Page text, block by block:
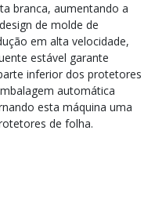
branca, aumentando a
de molde de
em alta velocidade,
estável garante
inferior dos protetores
automática
esta máquina uma
de folha.